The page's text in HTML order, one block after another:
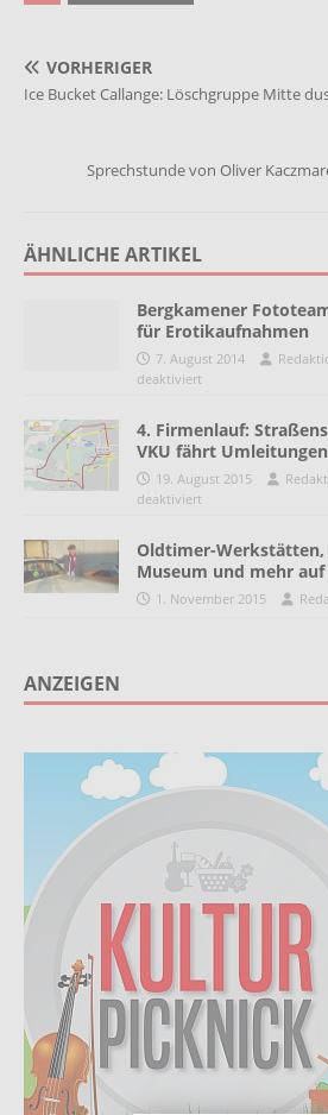
VORHERIGER
Ice Bucket Callange: Löschgruppe Mitte
Sprechstunde von Oliver
ÄHNLICHE ARTIKEL
Bergkamener
für Erotikaufnahmen
7. August 2014
deaktiviert
4. Firmenlauf:
VKU fährt Umleitungen
19. August 2015
deaktiviert
Oldtimer-
Museum und mehr
1. November 2015
ANZEIGEN